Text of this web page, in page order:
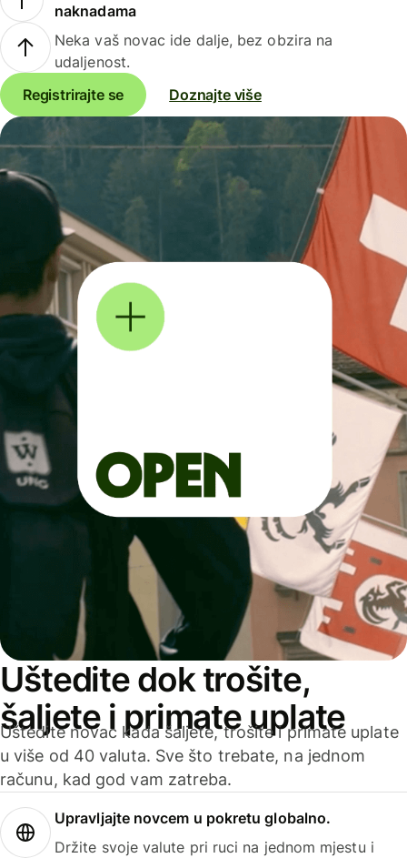
naknadama
Neka vaš novac ide dalje, bez obzira na
udaljenost.
Registrirajte se
Doznajte više
Uštedite dok trošite,
šaljete i primate uplate
Uštedite novac kada šaljete, trošite i primate uplate
u više od 40 valuta. Sve što trebate, na jednom
računu, kad god vam zatreba.
Upravljajte novcem u pokretu globalno.
Držite svoje valute pri ruci na jednom mjestu i